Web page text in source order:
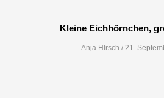
Kleine Eichhörnchen,
Anja HIrsch 21.